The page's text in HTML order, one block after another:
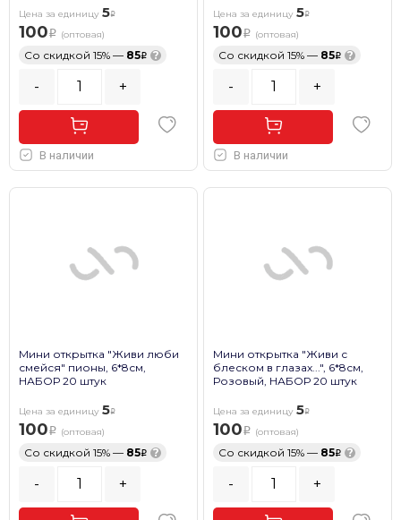
Цена за единицу 5
100 (оптовая)
Со скидкой 15% — 85 ?
- +
В наличии
Цена за единицу 5
100 (оптовая)
Со скидкой 15% — 85 ?
- +
В наличии
Мини открытка "Живи люби
смейся" пионы, 6*8см,
НАБОР 20 штук
Цена за единицу 5
100 (оптовая)
Со скидкой 15% — 85 ?
- +
Мини открытка "Живи с
блеском в глазах...", 6*8см,
Розовый, НАБОР 20 штук
Цена за единицу 5
100 (оптовая)
Со скидкой 15% — 85 ?
- +